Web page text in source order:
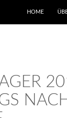
HOME